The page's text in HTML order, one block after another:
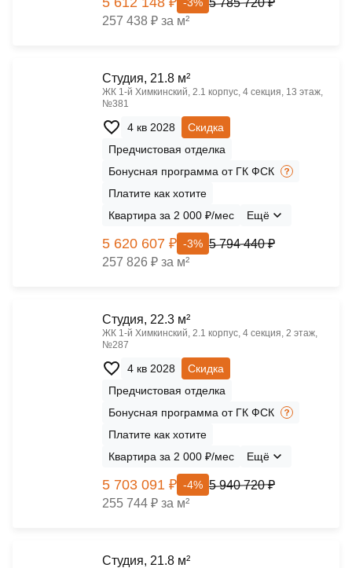
257 438 ₽ за м²
Cтудия, 21.8 м²
ЖК 1‑й Химкинский, 2.1 корпус, 4 секция, 13 этаж,
№381
4 кв 2028
Скидка
Предчистовая отделка
Бонусная программа от ГК ФСК
Платите как хотите
Квартира за 2 000 ₽/мес
Ещё
5 620 607 ₽ -3% 5 794 440 ₽
257 826 ₽ за м²
Cтудия, 22.3 м²
ЖК 1‑й Химкинский, 2.1 корпус, 4 секция, 2 этаж,
№287
4 кв 2028
Скидка
Предчистовая отделка
Бонусная программа от ГК ФСК
Платите как хотите
Квартира за 2 000 ₽/мес
Ещё
5 703 091 ₽ -4% 5 940 720 ₽
255 744 ₽ за м²
Cтудия, 21.8 м²